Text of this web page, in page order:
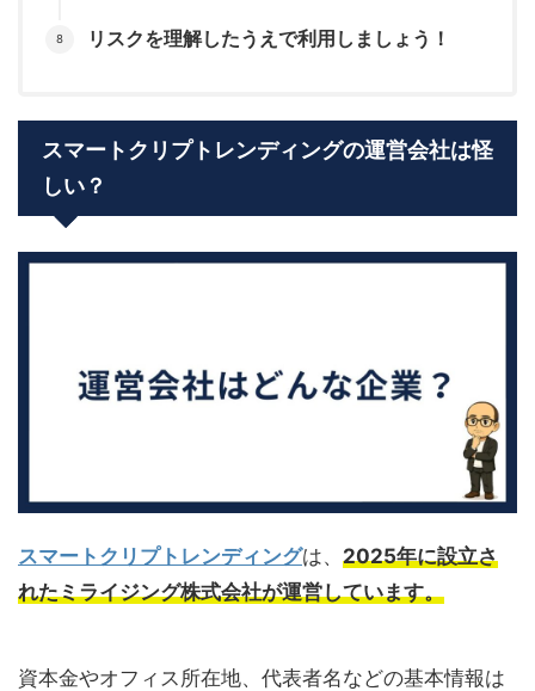
リスクを理解したうえで利用しましょう！
スマートクリプトレンディングの運営会社は怪
しい？
スマートクリプトレンディングは、 2025年に設立さ
れたミライジング株式会社が運営しています。
資本金やオフィス所在地、代表者名などの基本情報は